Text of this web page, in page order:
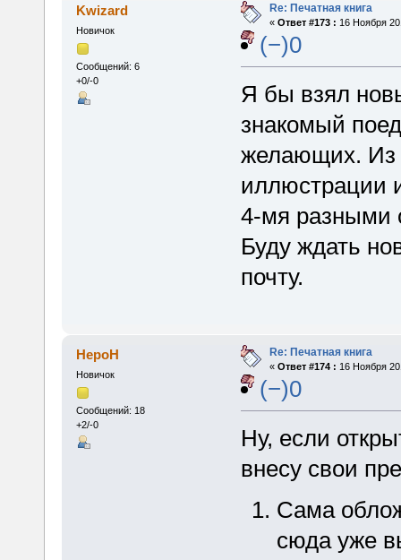
Kwizard
Новичок
Сообщений: 6
+0/-0
Re: Печатная книга
« Ответ #173 : 16 Ноября
(−)0
Я бы взял
знакомый
желающих. Из
иллюстрации
4-мя разными
Буду ждать
почту.
HepoH
Новичок
Сообщений: 18
+2/-0
Re: Печатная книга
« Ответ #174 : 16 Ноября
(−)0
Ну, если
внесу свои
Сама
сюда уже